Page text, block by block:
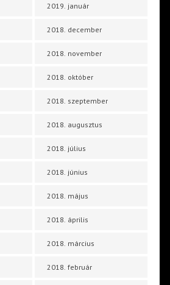
2019. január
2018. december
2018. november
2018. október
2018. szeptember
2018. augusztus
2018. július
2018. június
2018. május
2018. április
2018. március
2018. február